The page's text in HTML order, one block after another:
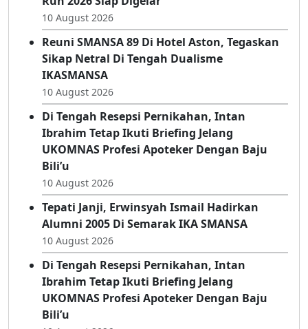
10 August 2026
Sajikan Lari Dan Atraksi Budaya, Jaton Fun
Run 2026 Siap Digelar
10 August 2026
Reuni SMANSA 89 Di Hotel Aston, Tegaskan
Sikap Netral Di Tengah Dualisme
IKASMANSA
10 August 2026
Di Tengah Resepsi Pernikahan, Intan
Ibrahim Tetap Ikuti Briefing Jelang
UKOMNAS Profesi Apoteker Dengan Baju
Bili’u
10 August 2026
Tepati Janji, Erwinsyah Ismail Hadirkan
Alumni 2005 Di Semarak IKA SMANSA
10 August 2026
Di Tengah Resepsi Pernikahan, Intan